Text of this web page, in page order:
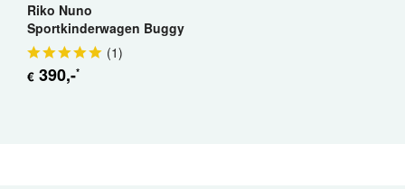
Riko Nuno
Sportkinderwagen Buggy
Jogger
(1)
€ 390,-*